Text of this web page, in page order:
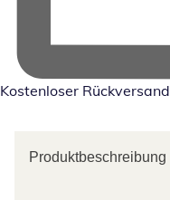
Kostenloser Rückversand
Produktbeschreibung